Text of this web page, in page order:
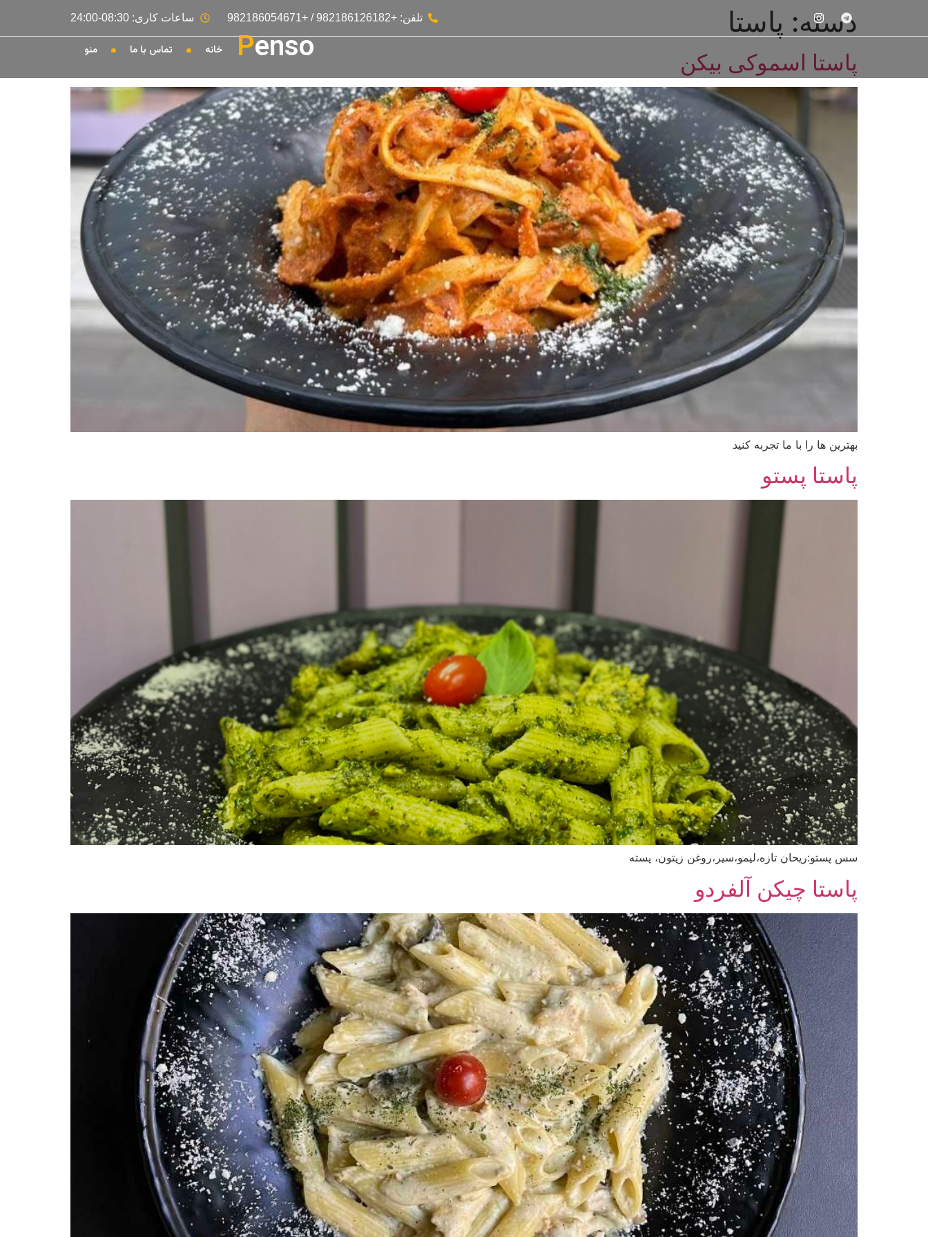
تلفن: +982186126182 / +982186054671 ساعات کاری: 08:30-24:00
خانه تماس با ما منو Penso
دسته: پاستا
پاستا اسموکی بیکن
بهترین ها را با ما تجربه کنید
پاستا پستو
سس پستو:ریحان تازه،لیمو،سیر،روغن زیتون، پسته
پاستا چیکن آلفردو